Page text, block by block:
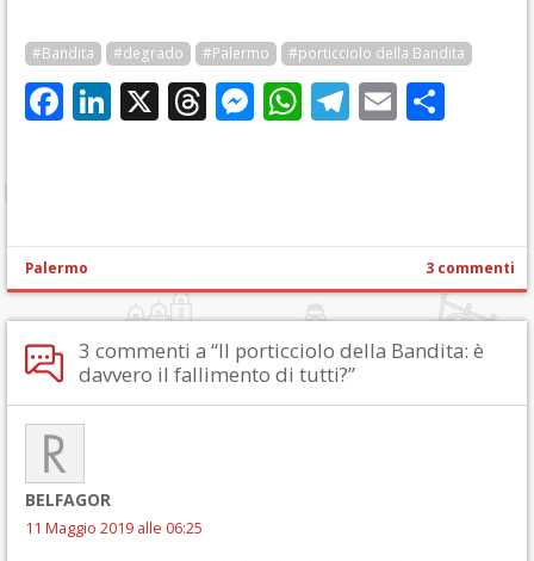
#Bandita #degrado #Palermo #porticciolo della Bandita
Facebook
LinkedIn
X Threads
Messenger
WhatsApp
Telegram
Email
Palermo 3 commenti
3 commenti a “Il porticciolo della Bandita: è
davvero il fallimento di tutti?”
BELFAGOR
11 Maggio 2019 alle 06:25